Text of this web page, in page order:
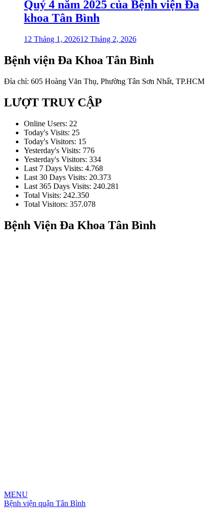
Quý 4 năm 2025 của Bệnh viện Đa
khoa Tân Bình
12 Tháng 1, 202612 Tháng 2, 2026
Bệnh viện Đa Khoa Tân Bình
Đỉa chỉ: 605 Hoàng Văn Thụ, Phường Tân Sơn Nhất, TP.HCM
LƯỢT TRUY CẬP
Online Users: 22
Today's Visits: 25
Today's Visitors: 15
Yesterday's Visits: 776
Yesterday's Visitors: 334
Last 7 Days Visits: 4.768
Last 30 Days Visits: 20.373
Last 365 Days Visits: 240.281
Total Visits: 242.350
Total Visitors: 357.078
Bệnh Viện Đa Khoa Tân Bình
MENU
Bệnh viện quận Tân Bình